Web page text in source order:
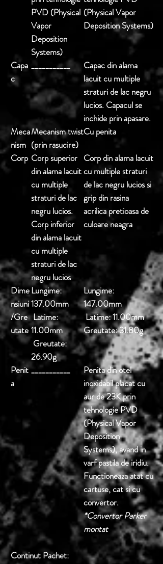
PVD (Physical
Vapor
Deposition
Systems)
(Physical Vapor
Deposition Systems)
Capa
c
___________
Capac din alama
lacuit cu multiple
straturi de lac negru
lucios. Capacul se
inchide prin apasare.
Meca
nism
Mecanism twist
(prin rasucire)
Cu penita
Corp Corp superior
din alama lacuit
cu multiple
straturi de lac
negru lucios.
Corp inferior
din alama lacuit
cu multiple
straturi de lac
negru lucios
Corp din alama lacuit
cu multiple straturi
de lac negru lucios si
grip din rasina
acrilica pretioasa de
culoare neagra
Dime
nsiuni
/Gre
utate
Lungime:
137.00mm
Latime:
11.00mm
Greutate:
26.90g
Lungime:
147.00mm
Latime: 11.00mm
Greutate: 31.80g
Penit
a
___________
Penita din otel
inoxidabil placat cu
aur de 23K prin
tehnologie PVD
(Physical Vapor
Deposition
Systems), avand in
varf pastila de iridiu.
Functioneaza atat cu
cartuse, cat si cu
convertor.
*Convertor Parker
montat
Continut Pachet: